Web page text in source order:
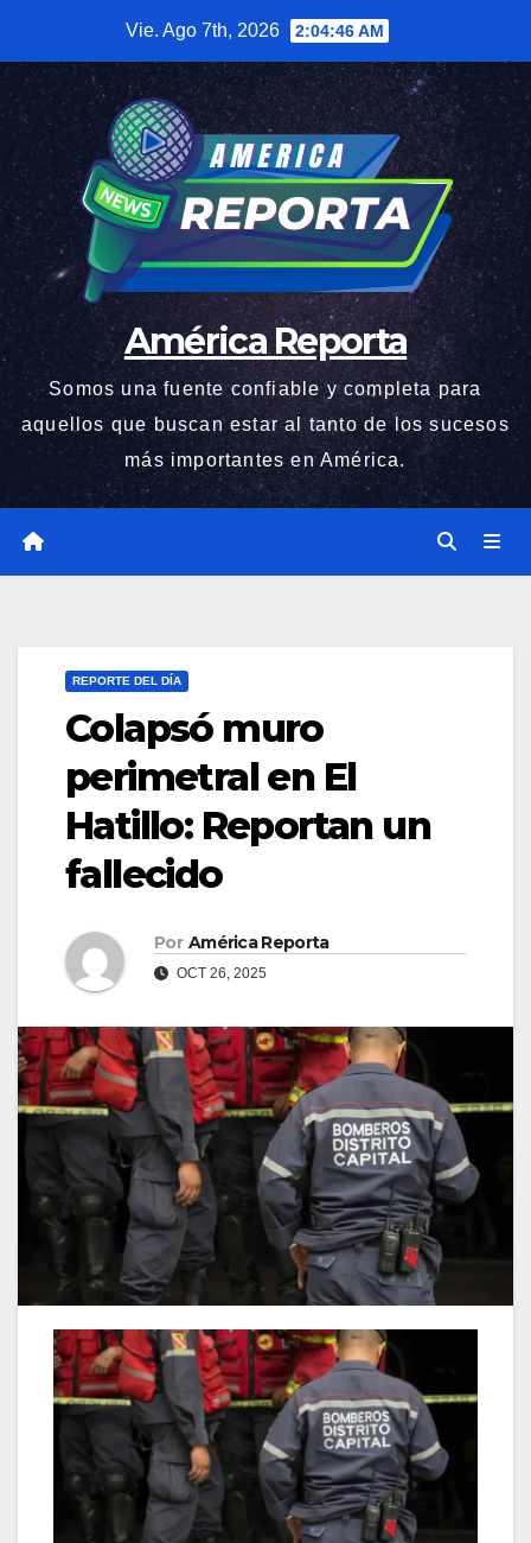
contenido
Vie. Ago 7th, 2026 2:04:47 AM
América Reporta
Somos una fuente confiable y completa para
aquellos que buscan estar al tanto de los sucesos
más importantes en América.
REPORTE DEL DÍA
Colapsó muro
perimetral en El
Hatillo: Reportan un
fallecido
Por América Reporta
OCT 26, 2025